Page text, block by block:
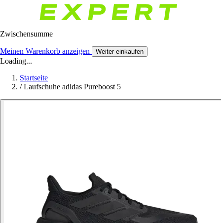
Zwischensumme
Meinen Warenkorb anzeigen Weiter einkaufen
Loading...
Startseite
/ Laufschuhe adidas Pureboost 5